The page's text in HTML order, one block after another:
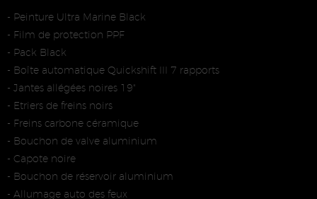
- Peinture Ultra Marine Black
- Film de protection PPF
- Pack Black
- Boîte automatique Quickshift III 7 rapports
- Jantes allégées noires 19"
- Etriers de freins noirs
- Freins carbone céramique
- Bouchon de valve aluminium
- Capote noire
- Bouchon de réservoir aluminium
- Allumage auto des feux